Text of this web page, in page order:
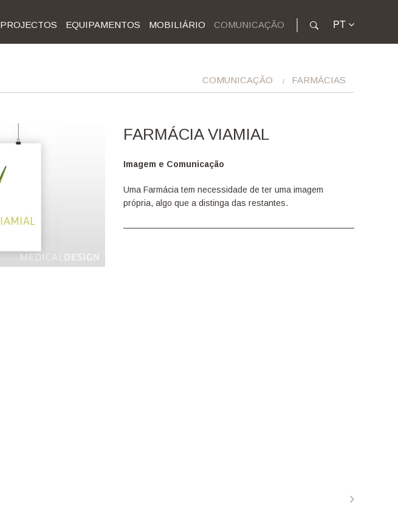
PROJECTOS EQUIPAMENTOS MOBILIÁRIO COMUNICAÇÃO PT
COMUNICAÇÃO FARMÁCIAS
FARMÁCIA VIAMIAL
Imagem e Comunicação
Uma Farmácia tem necessidade de ter uma imagem
própria, algo que a distinga das restantes.